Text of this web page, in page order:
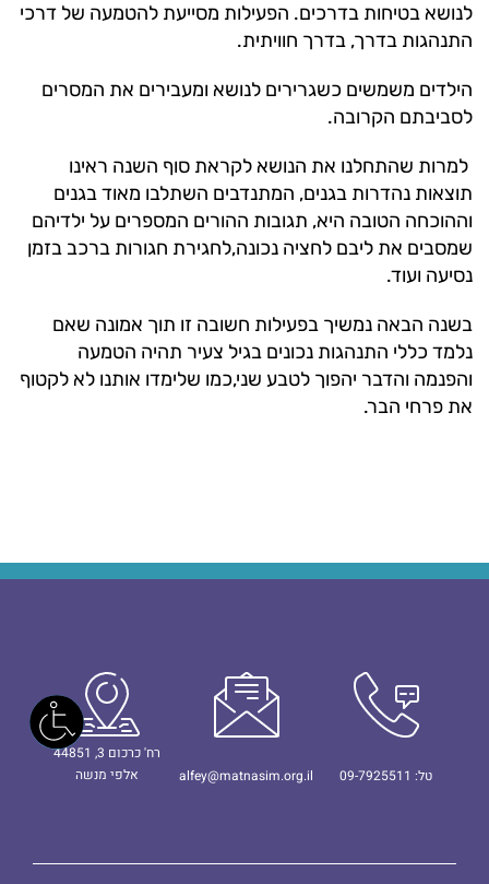
לנושא בטיחות בדרכים. הפעילות מסייעת להטמעה של דרכי
התנהגות בדרך, בדרך חוויתית.
הילדים משמשים כשגרירים לנושא ומעבירים את המסרים
לסביבתם הקרובה.
למרות שהתחלנו את הנושא לקראת סוף השנה ראינו
תוצאות נהדרות בגנים, המתנדבים השתלבו מאוד בגנים
וההוכחה הטובה היא, תגובות ההורים המספרים על ילדיהם
שמסבים את ליבם לחציה נכונה,לחגירת חגורות ברכב בזמן
נסיעה ועוד.
בשנה הבאה נמשיך בפעילות חשובה זו תוך אמונה שאם
נלמד כללי התנהגות נכונים בגיל צעיר תהיה הטמעה
והפנמה והדבר יהפוך לטבע שני,כמו שלימדו אותנו לא לקטוף
את פרחי הבר.
טל: 09-7925511 alfey@matnasim.org.il
רח' כרכום 3, 44851
אלפי מנשה